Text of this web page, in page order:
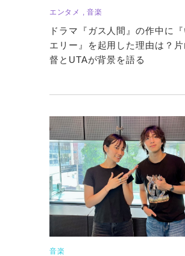
エンタメ , 音楽
ドラマ『ガス人間』の作中に
エリー』を起用した理由は？
督とUTAが背景を語る
音楽